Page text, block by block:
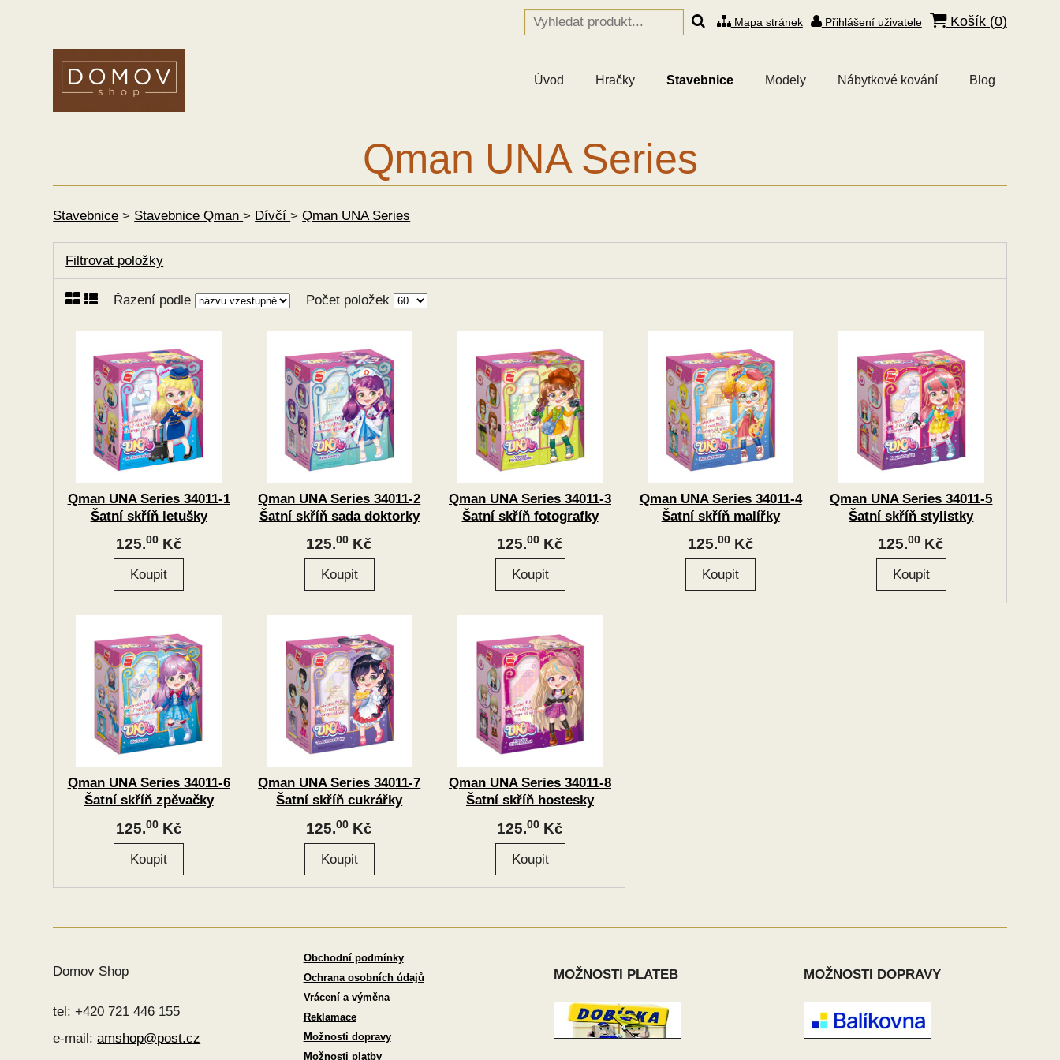
Mapa stránek Přihlášení uživatele Košík (0)
Úvod Hračky Stavebnice Modely Nábytkové kování Blog
Qman UNA Series
Stavebnice > Stavebnice Qman> Dívčí> Qman UNA Series
Filtrovat položky
Řazení podle Počet položek
Qman UNA Series 34011-1
Šatní skříň letušky
125.00Kč
Qman UNA Series 34011-2
Šatní skříň sada doktorky
125.00 Kč
Qman UNA Series 34011-3
Šatní skříň fotografky
125.00 Kč
Qman UNA Series 34011-4
Šatní skříň malířky
125.00Kč
Qman UNA Series 34011-5
Šatní skříň stylistky
125.00 Kč
Qman UNA Series 34011-6
Šatní skříň zpěvačky
125.00Kč
Qman UNA Series 34011-7
Šatní skříň cukrářky
125.00 Kč
Qman UNA Series 34011-8
Šatní skříň hostesky
125.00 Kč
Domov Shop
tel: +420 721 446 155
e-mail:amshop@post.cz
Obchodní podmínky
Ochrana osobních údajů
Vrácení a výměna
Reklamace
Možnosti dopravy
Možnosti platby
MOŽNOSTI PLATEB MOŽNOSTI DOPRAVY